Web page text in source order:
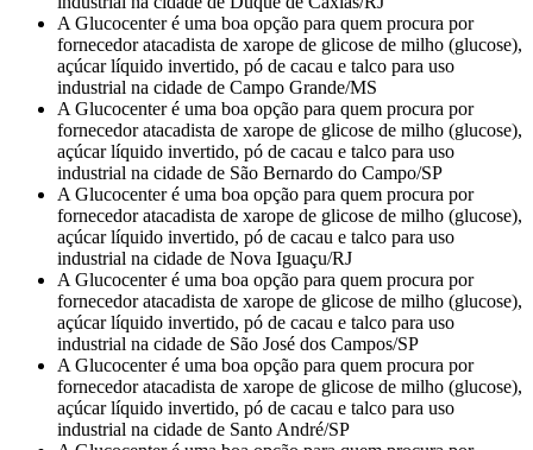
A Glucocenter é uma boa opção para quem procura por
fornecedor atacadista de xarope de glicose de milho (glucose),
açúcar líquido invertido, pó de cacau e talco para uso
industrial na cidade de Campo Grande/MS
A Glucocenter é uma boa opção para quem procura por
fornecedor atacadista de xarope de glicose de milho (glucose),
açúcar líquido invertido, pó de cacau e talco para uso
industrial na cidade de São Bernardo do Campo/SP
A Glucocenter é uma boa opção para quem procura por
fornecedor atacadista de xarope de glicose de milho (glucose),
açúcar líquido invertido, pó de cacau e talco para uso
industrial na cidade de Nova Iguaçu/RJ
A Glucocenter é uma boa opção para quem procura por
fornecedor atacadista de xarope de glicose de milho (glucose),
açúcar líquido invertido, pó de cacau e talco para uso
industrial na cidade de São José dos Campos/SP
A Glucocenter é uma boa opção para quem procura por
fornecedor atacadista de xarope de glicose de milho (glucose),
açúcar líquido invertido, pó de cacau e talco para uso
industrial na cidade de Santo André/SP